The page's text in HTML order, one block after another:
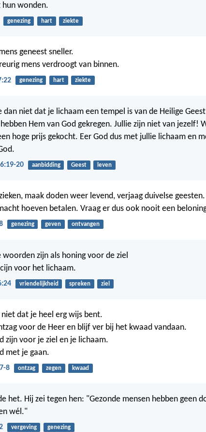
hun wonden.
genezing hart ziekte
geneest sneller.
mens verdroogt van binnen.
genezing hart ziekte
dan niet dat je lichaam een tempel is van de Heilige
Hem van God gekregen. Jullie zijn niet van jezelf!
hoge prijs gekocht. Eer God dus met jullie lichaam en
20 aanbidding Geest leven
maak doden weer levend, verjaag duivelse
hoeven betalen. Vraag er dus ook nooit een
genezing geven ontvangen
woorden zijn als honing voor de ziel
voor het lichaam.
vriendelijkheid spreken ziel
dat je heel erg wijs bent.
voor de Heer en blijf ver bij het kwaad vandaan.
zijn voor je ziel en je lichaam.
met je gaan.
8 ontzag zegen kwaad
het. Hij zei tegen hen: "Gezonde mensen hebben geen
wél."
vergeving genezing